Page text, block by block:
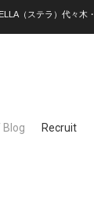
（ステラ）代々木
Recruit